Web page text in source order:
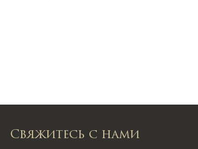
Свяжитесь с нами